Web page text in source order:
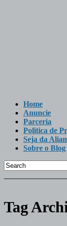
Home
Anuncie
Parceria
Politica de
Seja da
Sobre o Blog
Tag